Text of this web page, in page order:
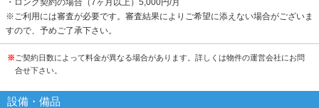
・ロング契約の場合（7ヶ月以上）5,000円/月
※ご利用には審査が必要です。審査結果によりご希望に添えない場合がございま
すので、予めご了承下さい。
※ ご契約日数によって料金が異なる場合があります。詳しくは物件の運営会社にお問
合せ下さい。
設備・備品